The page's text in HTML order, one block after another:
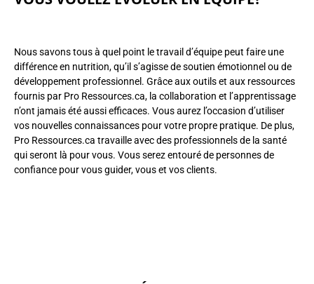
Nous savons tous à quel point le travail d’équipe peut faire une
différence en nutrition, qu’il s’agisse de soutien émotionnel ou de
développement professionnel. Grâce aux outils et aux ressources
fournis par Pro Ressources.ca, la collaboration et l’apprentissage
n’ont jamais été aussi efficaces. Vous aurez l’occasion d’utiliser
vos nouvelles connaissances pour votre propre pratique. De plus,
Pro Ressources.ca travaille avec des professionnels de la santé
qui seront là pour vous. Vous serez entouré de personnes de
confiance pour vous guider, vous et vos clients.